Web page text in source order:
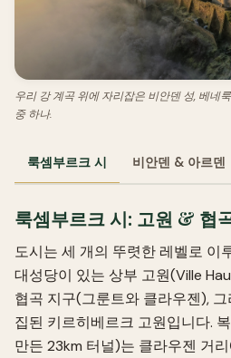
우리 강 계곡 위에 자리잡은 비안덴 성, 베네
중 하나.
룩셈부르크 시 비안덴 & 아르덴
룩셈부르크 시: 고원 & 협
도시는 세 개의 뚜렷한 레벨로 이
대성당이 있는 상부 고원(Ville
협곡 지구(그룬트와 클라우젠), 그
집된 키르히베르크 고원입니다.
만든 23km 터널)는 클라우젠 거리